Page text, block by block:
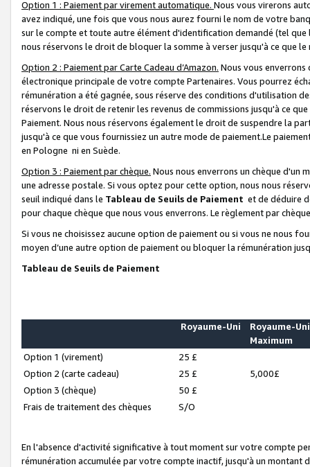
Option 1 : Paiement par virement automatique. Nous vous virerons
avez indiqué, une fois que vous nous aurez fourni le nom de votre
sur le compte et toute autre élément d'identification demandé (tel que
nous réservons le droit de bloquer la somme à verser jusqu'à ce que
Option 2 : Paiement par Carte Cadeau d’Amazon. Nous vous
électronique principale de votre compte Partenaires. Vous pourrez
rémunération a été gagnée, sous réserve des conditions d'utilisation
réservons le droit de retenir les revenus de commissions jusqu'à ce
Paiement. Nous nous réservons également le droit de suspendre la
jusqu'à ce que vous fournissiez un autre mode de paiement.Le
en Pologne ni en Suède.
Option 3 : Paiement par chèque. Nous nous enverrons un chèque d'un
une adresse postale. Si vous optez pour cette option, nous nous
seuil indiqué dans le Tableau de Seuils de Paiement et de déduire
pour chaque chèque que nous vous enverrons. Le règlement par
Si vous ne choisissez aucune option de paiement ou si vous ne nous
moyen d’une autre option de paiement ou bloquer la rémunération
Tableau de Seuils de Paiement
Royaume-Uni
Royaume-Uni
Maximum
Option 1 (virement)
25 £
Option 2 (carte cadeau)
25 £
5,000£
Option 3 (chèque)
50 £
Frais de traitement des chèques
S/O
En l'absence d'activité significative à tout moment sur votre compte
rémunération accumulée par votre compte inactif, jusqu'à un montant